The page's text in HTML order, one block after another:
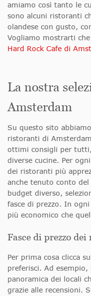
amiamo così tanto le
sono alcuni ristoranti
olandese con gusto,
Vogliamo mostrarti
Hard Rock Cafe di
La nostra
Amsterdam
Su questo sito
ristoranti di
ottimi consigli per
diverse cucine. Per
dei ristoranti più
anche tenuto conto
budget diverso,
fasce di prezzo. In
più economico che
Fasce di prezzo
Per prima cosa clicca
preferisci. Ad
panoramica dei locali
grazie alle recensioni.